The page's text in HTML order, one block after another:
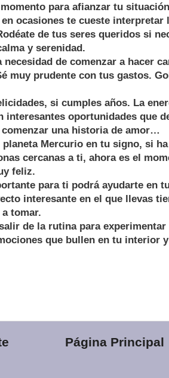
para afianzar tu
ocasiones te cueste
de tus seres queridos si
y serenidad.
necesidad de comenzar a hacer
muy prudente con tus gastos.
si cumples años. La
interesantes oportunidades que
una historia de amor…
planeta Mercurio en tu signo, si
cercanas a ti, ahora es el
feliz.
para ti podrá ayudarte en
interesante en el que llevas
tomar.
de la rutina para
que bullen en tu interior
Página Principal